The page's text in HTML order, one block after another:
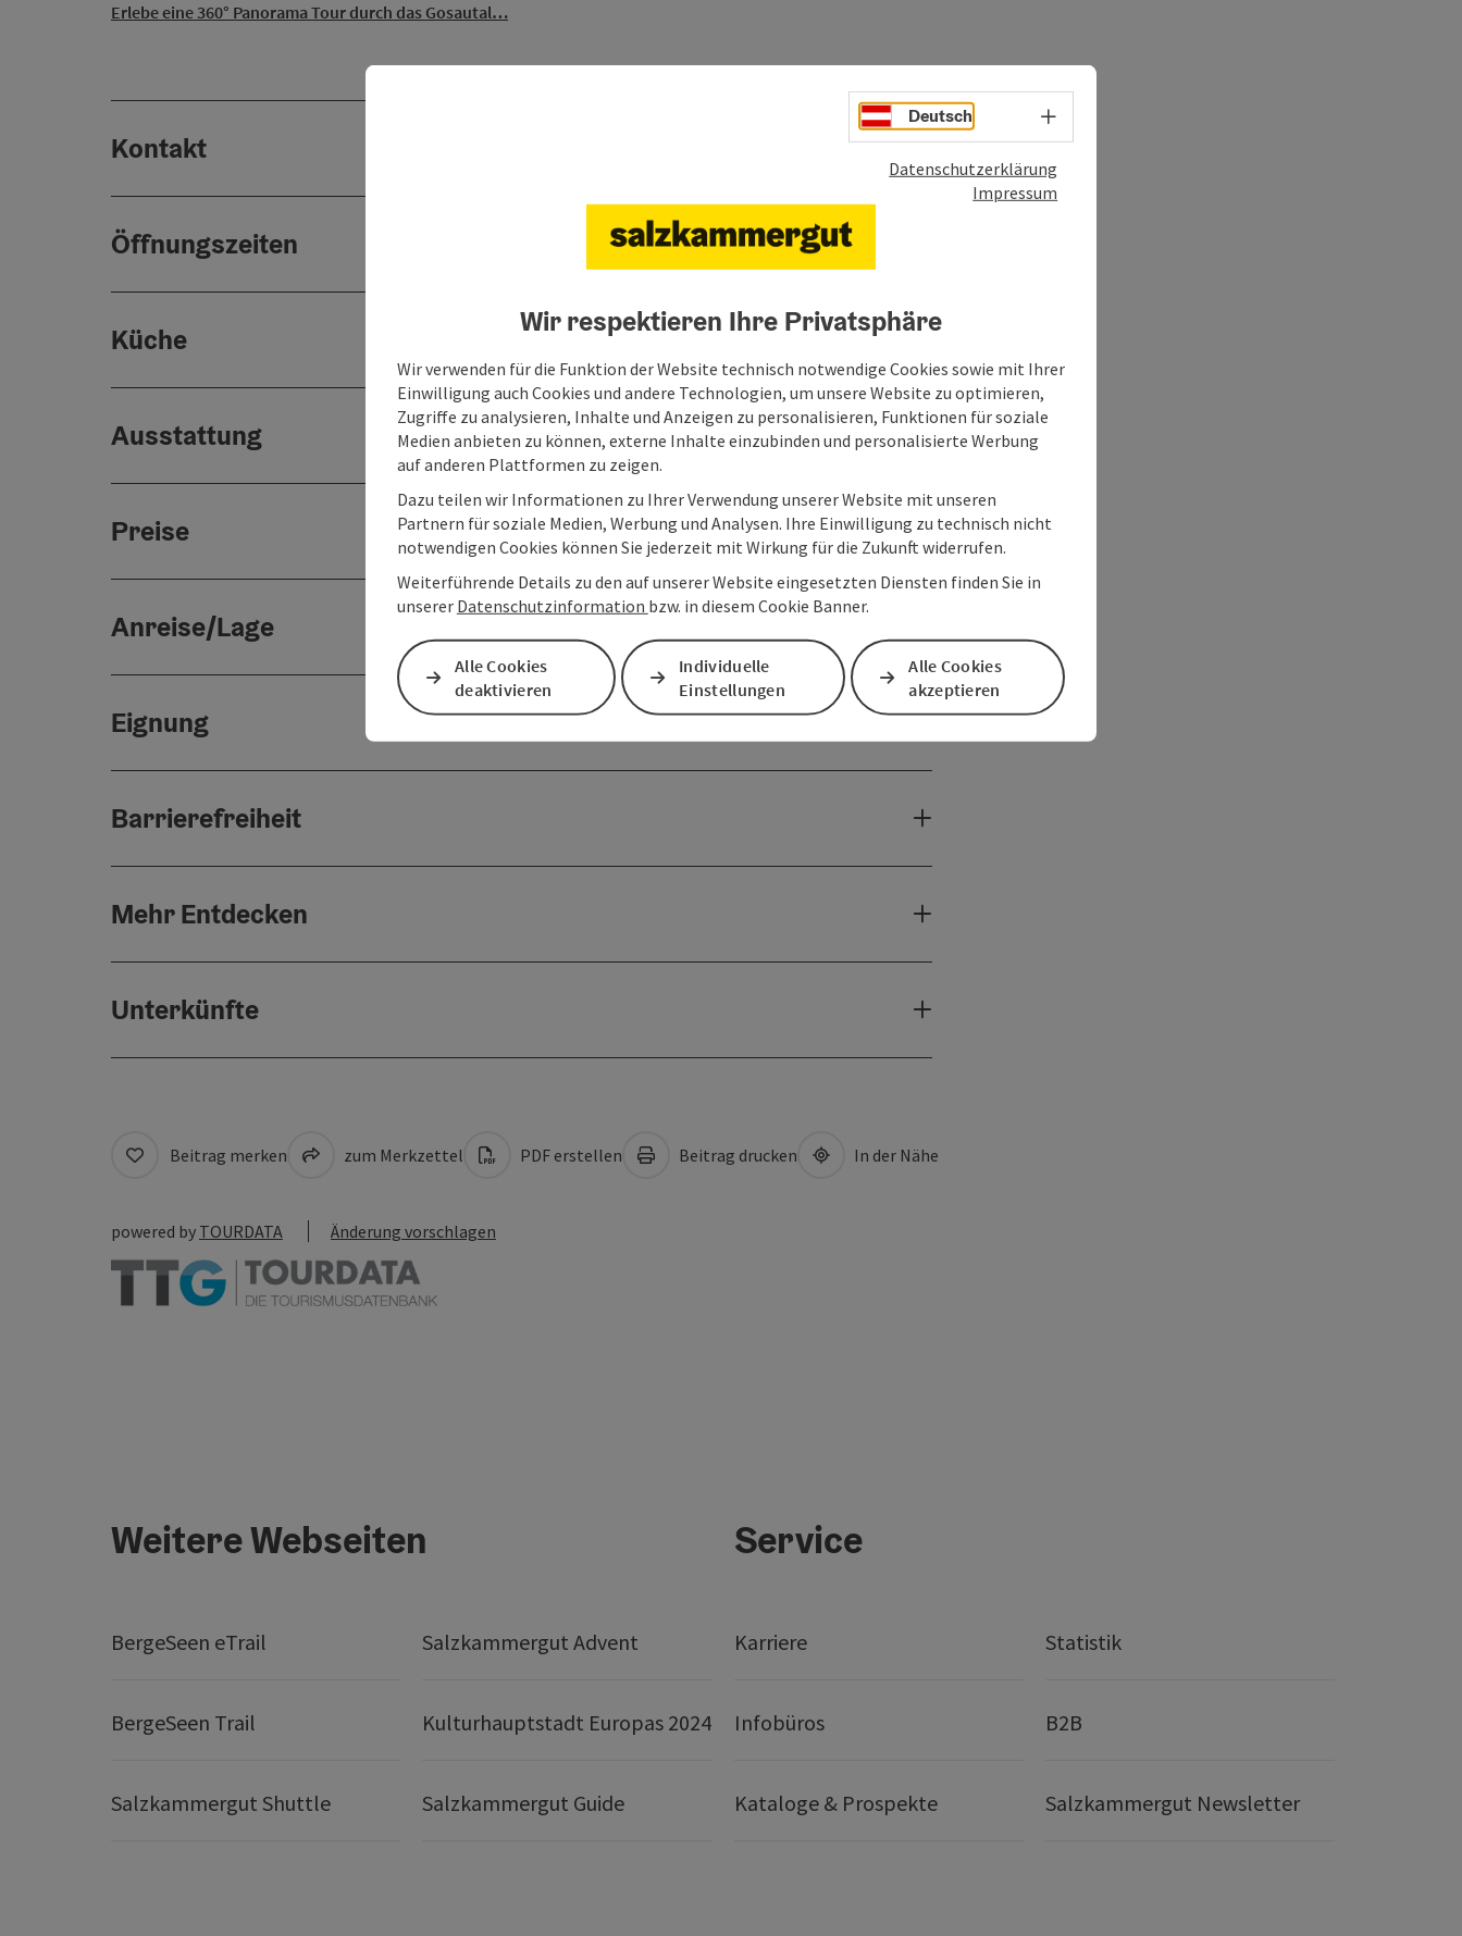
Erlebe eine 360° Panorama Tour durch das Gosautal…
Kontakt
Öffnungszeiten
Küche
Ausstattung
Preise
Anreise/Lage
Eignung
Barrierefreiheit
Mehr Entdecken
Unterkünfte
Beitrag merken zum Merkzettel PDF erstellen Beitrag drucken In der Nähe
powered by TOURDATA Änderung vorschlagen
Weitere Webseiten
BergeSeen eTrail Salzkammergut Advent
BergeSeen Trail Kulturhauptstadt Europas 2024
Salzkammergut Shuttle Salzkammergut Guide
Service
Karriere Statistik
Infobüros B2B
Kataloge & Prospekte Salzkammergut Newsletter
Deutsch Sprachwahl - Menü öffnen
Datenschutzerklärung
Impressum
Wir respektieren Ihre Privatsphäre
Wir verwenden für die Funktion der Website technisch notwendige Cookies sowie mit Ihrer
Einwilligung auch Cookies und andere Technologien, um unsere Website zu optimieren,
Zugriffe zu analysieren, Inhalte und Anzeigen zu personalisieren, Funktionen für soziale
Medien anbieten zu können, externe Inhalte einzubinden und personalisierte Werbung
auf anderen Plattformen zu zeigen.
Dazu teilen wir Informationen zu Ihrer Verwendung unserer Website mit unseren
Partnern für soziale Medien, Werbung und Analysen. Ihre Einwilligung zu technisch nicht
notwendigen Cookies können Sie jederzeit mit Wirkung für die Zukunft widerrufen.
Weiterführende Details zu den auf unserer Website eingesetzten Diensten finden Sie in
unserer Datenschutzinformation bzw. in diesem Cookie Banner.
Alle Cookies
deaktivieren
Individuelle
Einstellungen
Alle Cookies
akzeptieren